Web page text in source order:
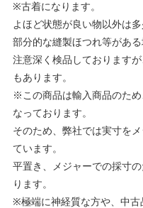
※古着になります。
よほど状態が良い物以外は
部分的な縫製ほつれ等がある
注意深く検品しております
もあります。
※この商品は輸入商品のた
なっております。
そのため、弊社では実寸を
ています。
平置き、メジャーでの採寸
ります。
※極端に神経質な方や、中古